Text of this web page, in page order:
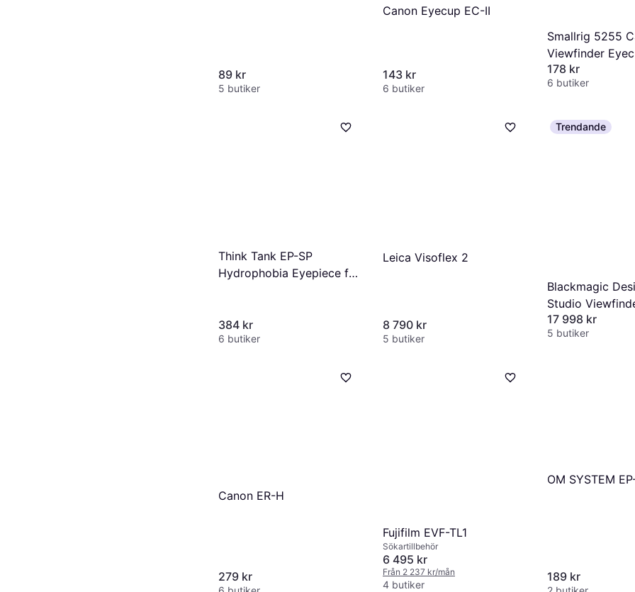
89 kr
5 butiker
Canon Eyecup EC-II
143 kr
6 butiker
Smallrig 5255
Viewfinder
178 kr
6 butiker
Think Tank EP-SP
Hydrophobia Eyepiece for
384 kr
6 butiker
Leica Visoflex 2
8 790 kr
5 butiker
Trendande
Blackmagic
Studio
17 998 kr
5 butiker
Canon ER-H
279 kr
Fujifilm EVF-TL1
Sökartillbehör
6 495 kr
Från 2 237 kr/mån
4 butiker
OM SYSTEM
189 kr